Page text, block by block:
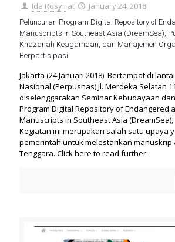
Ida Rosyii at January 24, 2018
Peluncuran Program Digital Repository of
Manuscripts in Southeast Asia (DreamSea),
Khazanah Keagamaan, dan Manajemen
Berpartisipasi
Jakarta (24 Januari 2018). Bertempat di
Nasional (Perpusnas) Jl. Merdeka Selatan
diselenggarakan Seminar Kebudayaan
Program Digital Repository of Endangered
Manuscripts in Southeast Asia (DreamSea),
Kegiatan ini merupakan salah satu upaya
pemerintah untuk melestarikan manuskrip
Tenggara. Click here to read further